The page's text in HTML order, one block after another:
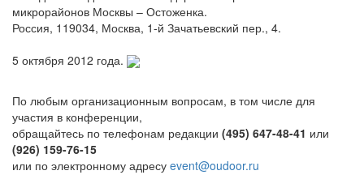
микрорайонов Москвы – Остоженка.
Россия, 119034, Москва, 1-й Зачатьевский пер., 4.
5 октября 2012 года.
По любым организационным вопросам, в том числе для
участия в конференции,
обращайтесь по телефонам редакции (495) 647-48-41 или
(926) 159-76-15
или по электронному адресу event@oudoor.ru